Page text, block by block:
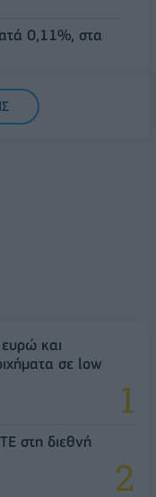
0,11%, στα
και
σε low
στη διεθνή